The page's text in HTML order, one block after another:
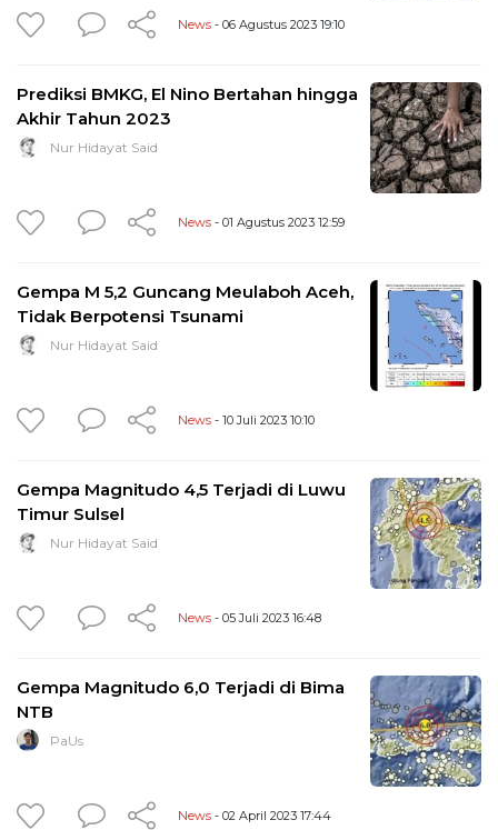
News - 06 Agustus 2023 19:10
Prediksi BMKG, El Nino Bertahan hingga
Akhir Tahun 2023
Nur Hidayat Said
News - 01 Agustus 2023 12:59
Gempa M 5,2 Guncang Meulaboh Aceh,
Tidak Berpotensi Tsunami
Nur Hidayat Said
News - 10 Juli 2023 10:10
Gempa Magnitudo 4,5 Terjadi di Luwu
Timur Sulsel
Nur Hidayat Said
News - 05 Juli 2023 16:48
Gempa Magnitudo 6,0 Terjadi di Bima
NTB
PaUs
News - 02 April 2023 17:44